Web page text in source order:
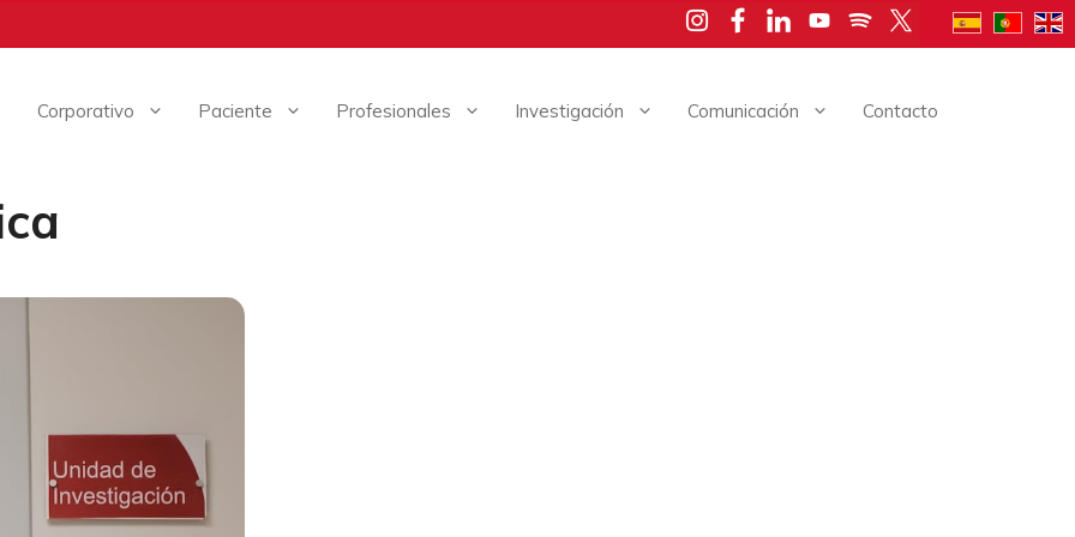
Corporativo Paciente Profesionales Investigación Comunicación Contacto